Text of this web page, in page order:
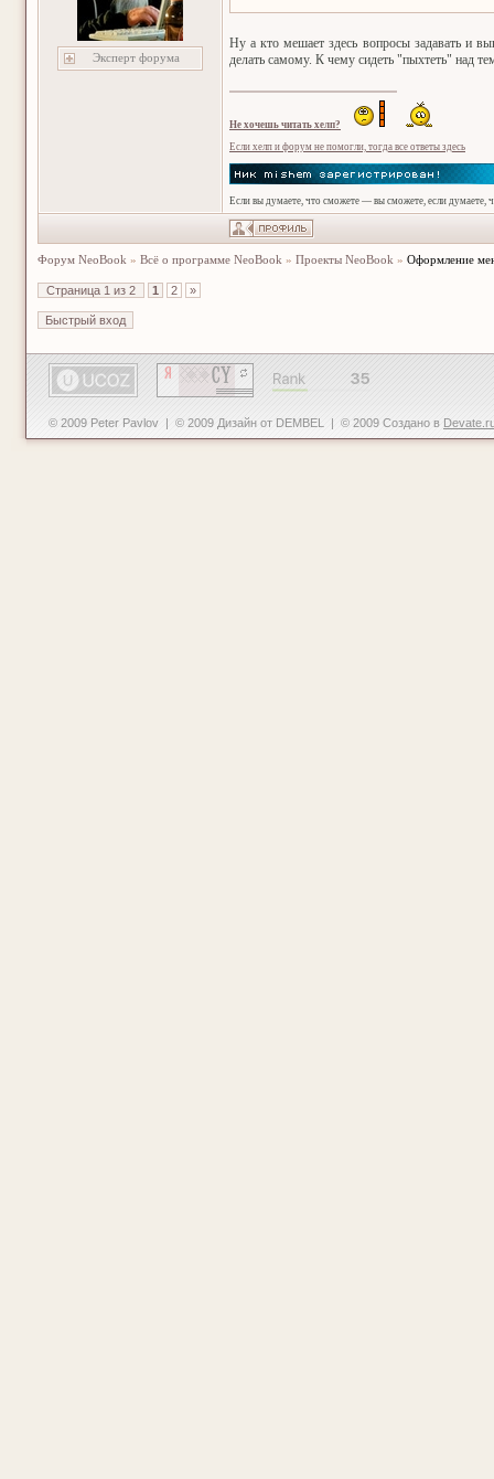
Эксперт форума
Ну а кто мешает здесь вопросы задавать и
делать самому. К чему сидеть "пыхтеть" над
Не хочешь читать хелп?
Если хелп и форум не помогли, тогда все ответы здесь
Если вы думаете, что сможете — вы сможете, если думаете,
Форум NeoBook » Всё о программе NeoBook » Проекты NeoBook » Оформление
Страница 1 из 2 1 2 »
© 2009 Peter Pavlov | © 2009 Дизайн от DEMBEL | © 2009 Создано в